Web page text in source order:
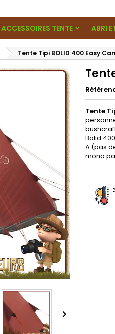
ACCESSOIRES TENTE ABRI
Tente Tipi BOLID 400 Easy

Tente
Bolid
A (pas
mono